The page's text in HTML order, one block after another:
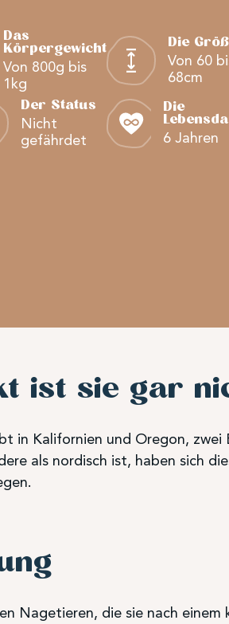
Das
Körpergewicht
Von 800g bis
1kg
Die
Von 60
68cm
Der Status
Nicht
gefährdet
Die
6 Jahren
ist sie gar
in Kalifornien und Oregon,
als nordisch ist, haben sich
Nagetieren, die sie nach